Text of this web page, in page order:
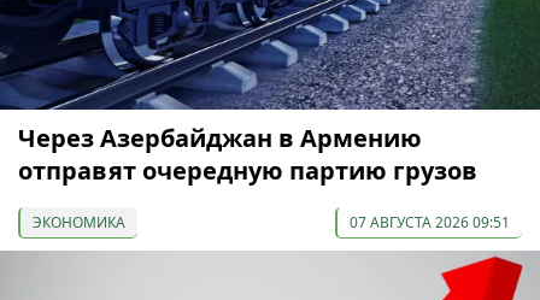
Через Азербайджан в Армению
отправят очередную партию грузов
ЭКОНОМИКА 07 АВГУСТА 2026 09:51